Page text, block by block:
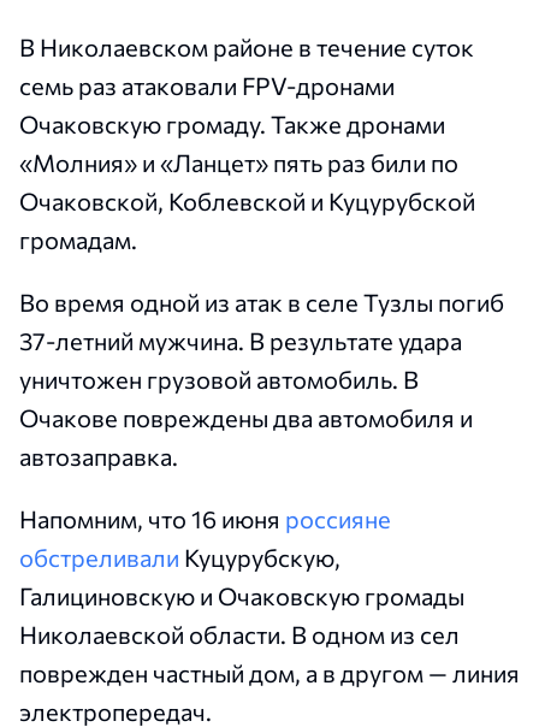
В Николаевском районе в течение суток
семь раз атаковали FPV-дронами
Очаковскую громаду. Также дронами
«Молния» и «Ланцет» пять раз били по
Очаковской, Коблевской и Куцурубской
громадам.
Во время одной из атак в селе Тузлы погиб
37-летний мужчина. В результате удара
уничтожен грузовой автомобиль. В
Очакове повреждены два автомобиля и
автозаправка.
Напомним, что 16 июня россияне
обстреливали Куцурубскую,
Галициновскую и Очаковскую громады
Николаевской области. В одном из сел
поврежден частный дом, а в другом — линия
электропередач.